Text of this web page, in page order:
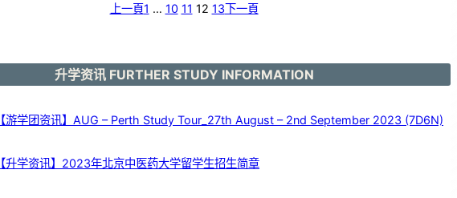
上一頁1 … 10 11 12 13下一頁
升学资讯 FURTHER STUDY INFORMATION
【游学团资讯】AUG – Perth Study Tour_27th August – 2nd September 2023 (7D6N)
【升学资讯】2023年北京中医药大学留学生招生简章